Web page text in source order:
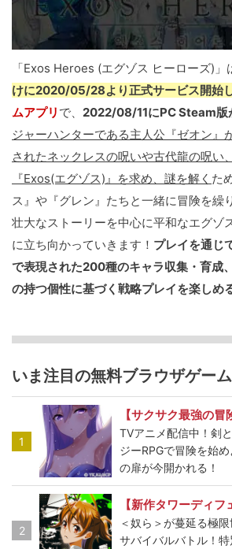
「Exos Heroes (エグゾス ヒーローズ)」
けに2020/05/28より正式サービス開始
ムアプリ で、 2022/08/11にPC Steam版
ジャーハンターである主人公『ゼオン』
されたネックレスの呪いや古代龍の呪い
『Exos(エグゾス)』を求め、謎を解く た
ス』や『グレン』たちと一緒に冒険を繰
壮大なストーリーを中心に平和なエグゾ
に立ち向かっていきます！ プレイを通じ
で表現された200種のキャラ収集・育成
の持つ個性に基づく戦略プレイを楽しめ
いま注目の無料ブラウザゲーム
1
【サクサク最強の冒
TVアニメ配信中！剣
ジーRPGで冒険を始
の扉が今開かれる！
2
【新作タワーディフ
＜奴ら＞が蔓延る極
サバイバルバトル！